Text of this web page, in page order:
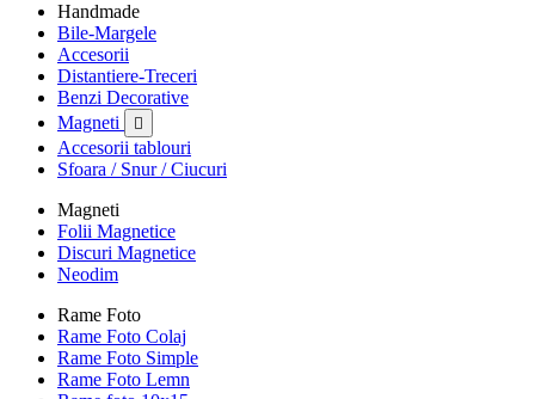
Handmade
Bile-Margele
Accesorii
Distantiere-Treceri
Benzi Decorative
Magneti

Accesorii tablouri
Sfoara / Snur / Ciucuri
Magneti
Folii Magnetice
Discuri Magnetice
Neodim
Rame Foto
Rame Foto Colaj
Rame Foto Simple
Rame Foto Lemn